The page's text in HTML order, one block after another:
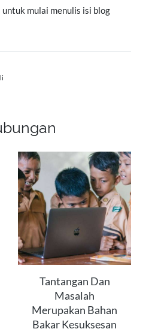
mulai menulis isi blog
Tantangan Dan
Masalah
Merupakan Bahan
Bakar Kesuksesan